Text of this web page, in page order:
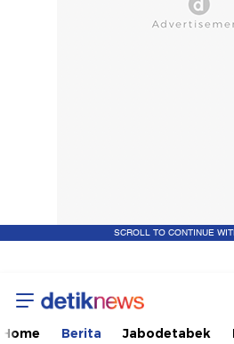
SCROLL TO CONTINUE
Home Berita Jabodetabek